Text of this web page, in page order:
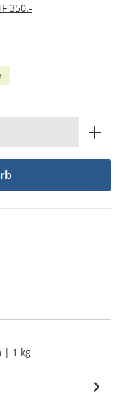
350.-
Sternen
| 1 kg